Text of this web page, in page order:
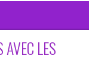
LES